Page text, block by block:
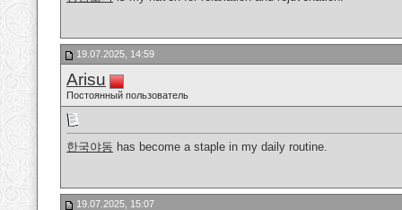
19.07.2025, 14:59
Arisu
Постоянный пользователь
한국야동 has become a staple in my daily routine.
19.07.2025, 15:07